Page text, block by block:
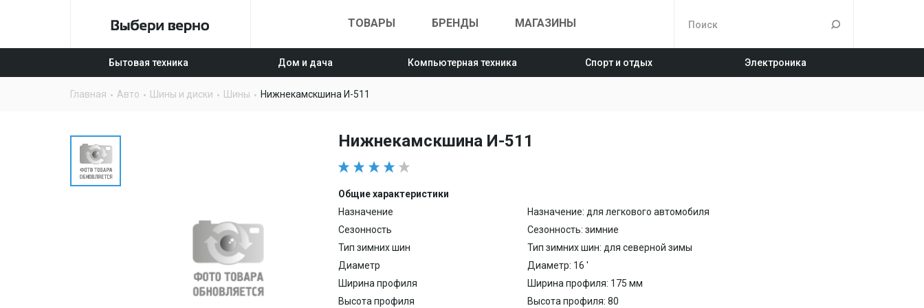
ТОВАРЫ БРЕНДЫ МАГАЗИНЫ
Бытовая техника Дом и дача Компьютерная техника Спорт и отдых Электроника
Главная Авто Шины и диски Шины Нижнекамскшина И-511
Нижнекамскшина И-511
Общие характеристики
Назначение
Назначение: для легкового автомобиля
Сезонность
Сезонность: зимние
Тип зимних шин
Тип зимних шин: для северной зимы
Диаметр
Диаметр: 16 '
Ширина профиля
Ширина профиля: 175 мм
Высота профиля
Высота профиля: 80